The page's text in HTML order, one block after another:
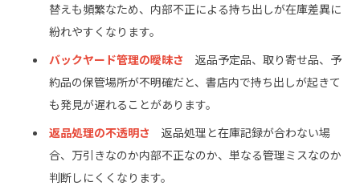
替えも頻繁なため、内部不正による持ち出しが在庫差異に
紛れやすくなります。
バックヤード管理の曖昧さ 返品予定品、取り寄せ品、予
約品の保管場所が不明確だと、書店内で持ち出しが起きて
も発見が遅れることがあります。
返品処理の不透明さ 返品処理と在庫記録が合わない場
合、万引きなのか内部不正なのか、単なる管理ミスなのか
判断しにくくなります。